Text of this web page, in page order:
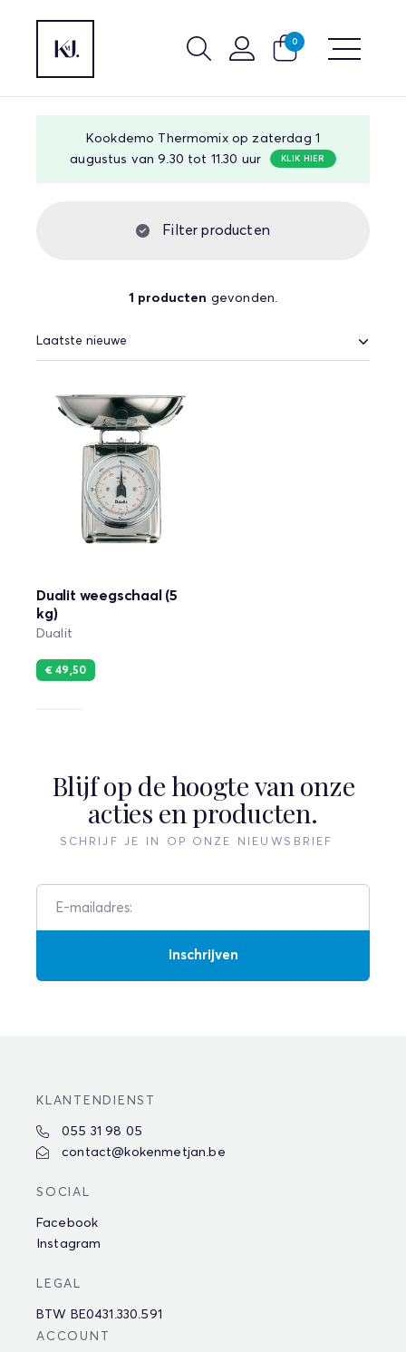
0
Kookdemo Thermomix op zaterdag 1
augustus van 9.30 tot 11.30 uur
KLIK HIER
Filter producten
1 producten gevonden.
Dualit weegschaal (5
kg)
Dualit
€ 49,50
Blijf op de hoogte van onze
acties en producten.
SCHRIJF JE IN OP ONZE NIEUWSBRIEF
Inschrijven
KLANTENDIENST
055 31 98 05
contact@kokenmetjan.be
SOCIAL
Facebook
Instagram
LEGAL
BTW BE0431.330.591
ACCOUNT